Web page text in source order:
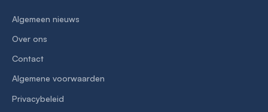
Algemeen nieuws
Over ons
Contact
Algemene voorwaarden
Privacybeleid